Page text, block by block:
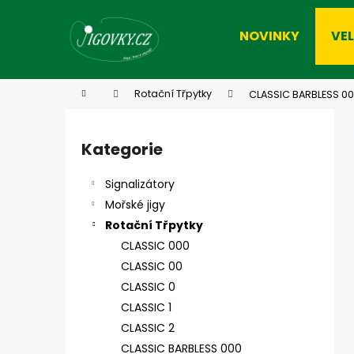
NOVINKY
Domů Rotační Třpytky CLASSIC
Přeskočit
kategorie
Kategorie
Signalizátory
Mořské jigy
Rotační Třpytky
CLASSIC 000
CLASSIC 00
CLASSIC 0
CLASSIC 1
CLASSIC 2
CLASSIC BARBLESS 000
Zpět
Zpět